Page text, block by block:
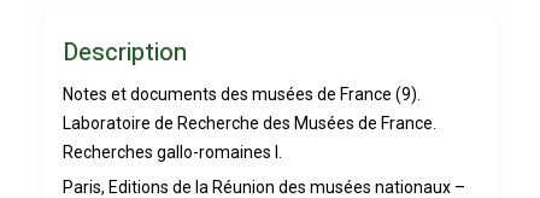
Description
Notes et documents des musées de France (9).
Laboratoire de Recherche des Musées de France.
Recherches gallo-romaines I.
Paris, Editions de la Réunion des musées nationaux –